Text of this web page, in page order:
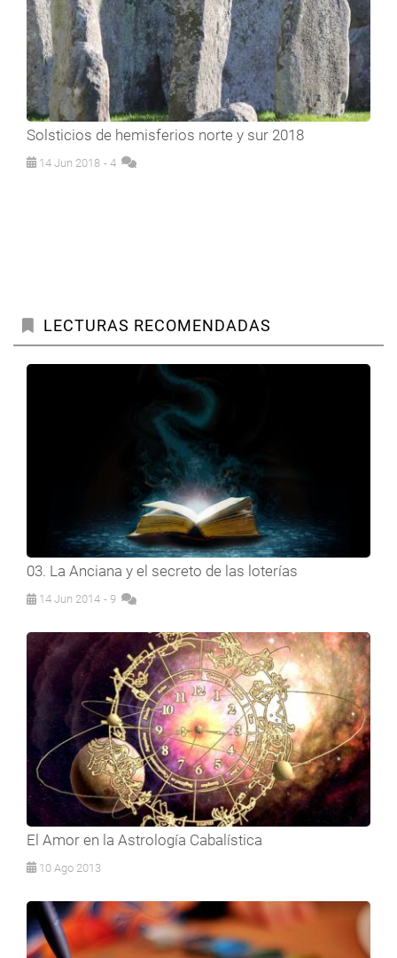
Solsticios de hemisferios norte y sur 2018
14 Jun 2018 - 4
LECTURAS RECOMENDADAS
03. La Anciana y el secreto de las loterías
14 Jun 2014 - 9
El Amor en la Astrología Cabalística
10 Ago 2013